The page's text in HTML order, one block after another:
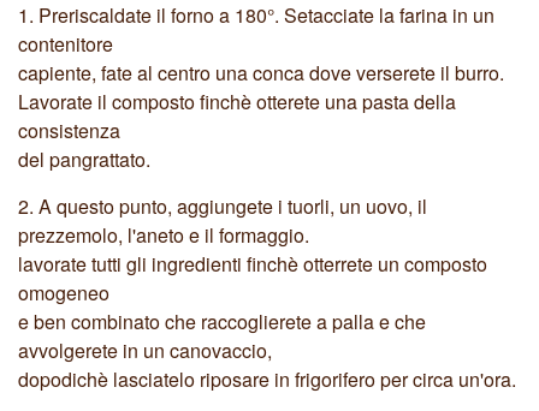
1. Preriscaldate il forno a 180°. Setacciate la farina in un
contenitore
capiente, fate al centro una conca dove verserete il burro.
Lavorate il composto finchè otterete una pasta della
consistenza
del pangrattato.
2. A questo punto, aggiungete i tuorli, un uovo, il
prezzemolo, l'aneto e il formaggio.
lavorate tutti gli ingredienti finchè otterrete un composto
omogeneo
e ben combinato che raccoglierete a palla e che
avvolgerete in un canovaccio,
dopodichè lasciatelo riposare in frigorifero per circa un'ora.